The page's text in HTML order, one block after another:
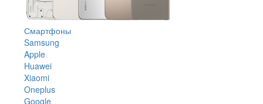
Смартфоны
Samsung
Apple
Huawei
Xiaomi
Oneplus
Google